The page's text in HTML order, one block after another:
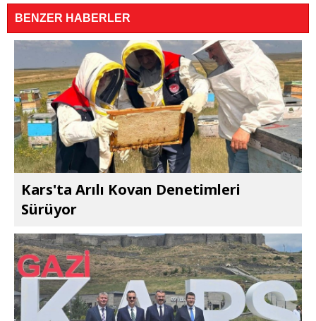
BENZER HABERLER
Kars'ta Arılı Kovan Denetimleri
Sürüyor